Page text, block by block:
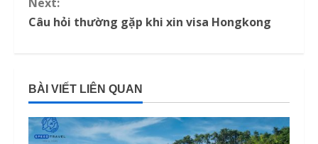
n
n
u
Câu hỏi thường gặp khi xin visa Hongkong
BÀI VIẾT LIÊN QUAN